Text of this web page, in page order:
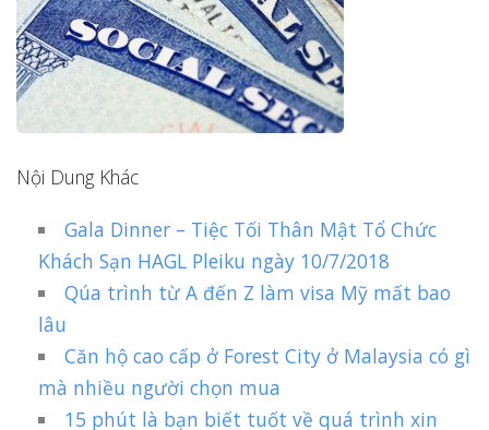
Nội Dung Khác
Gala Dinner – Tiệc Tối Thân Mật Tổ Chức
Khách Sạn HAGL Pleiku ngày 10/7/2018
Qúa trình từ A đến Z làm visa Mỹ mất bao
lâu
Căn hộ cao cấp ở Forest City ở Malaysia có gì
mà nhiều người chọn mua
15 phút là bạn biết tuốt về quá trình xin